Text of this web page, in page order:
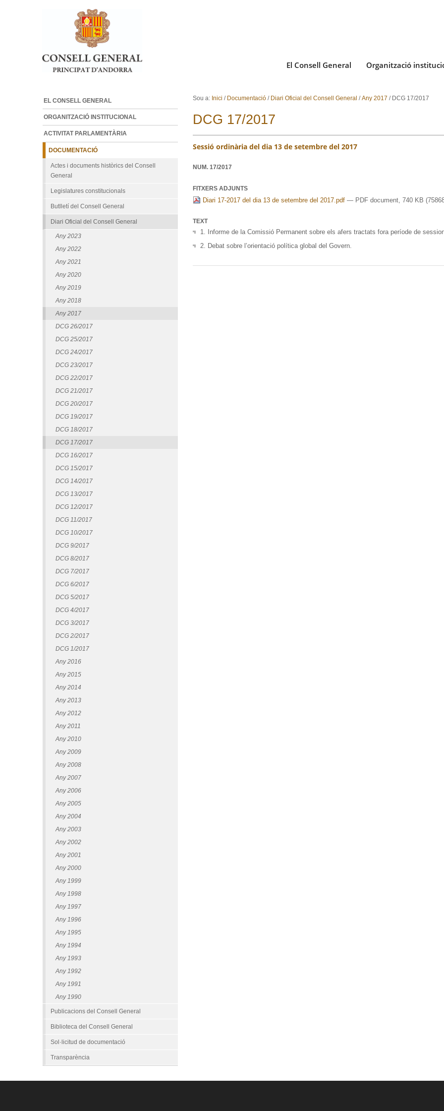
Ves al contingut.
Salta a la navegació
El Consell General Organització
Sou a: Inici / Documentació / Diari Oficial del Consell General /Any 2017 / DCG 17/2017
DCG 17/2017
Sessió ordinària del dia 13 de setembre del 2017
NUM. 17/2017
FITXERS ADJUNTS
Diari 17-2017 del dia 13 de setembre del 2017.pdf — PDF document, 740 KB
TEXT
1. Informe de la Comissió Permanent sobre els afers tractats fora període de
2. Debat sobre l’orientació política global del Govern.
EL CONSELL GENERAL
ORGANITZACIÓ INSTITUCIONAL
ACTIVITAT PARLAMENTÀRIA
DOCUMENTACIÓ
Actes i documents històrics del Consell
General
Legislatures constitucionals
Butlletí del Consell General
Diari Oficial del Consell General
Any 2023
Any 2022
Any 2021
Any 2020
Any 2019
Any 2018
Any 2017
DCG 26/2017
DCG 25/2017
DCG 24/2017
DCG 23/2017
DCG 22/2017
DCG 21/2017
DCG 20/2017
DCG 19/2017
DCG 18/2017
DCG 17/2017
DCG 16/2017
DCG 15/2017
DCG 14/2017
DCG 13/2017
DCG 12/2017
DCG 11/2017
DCG 10/2017
DCG 9/2017
DCG 8/2017
DCG 7/2017
DCG 6/2017
DCG 5/2017
DCG 4/2017
DCG 3/2017
DCG 2/2017
DCG 1/2017
Any 2016
Any 2015
Any 2014
Any 2013
Any 2012
Any 2011
Any 2010
Any 2009
Any 2008
Any 2007
Any 2006
Any 2005
Any 2004
Any 2003
Any 2002
Any 2001
Any 2000
Any 1999
Any 1998
Any 1997
Any 1996
Any 1995
Any 1994
Any 1993
Any 1992
Any 1991
Any 1990
Publicacions del Consell General
Biblioteca del Consell General
Sol·licitud de documentació
Transparència